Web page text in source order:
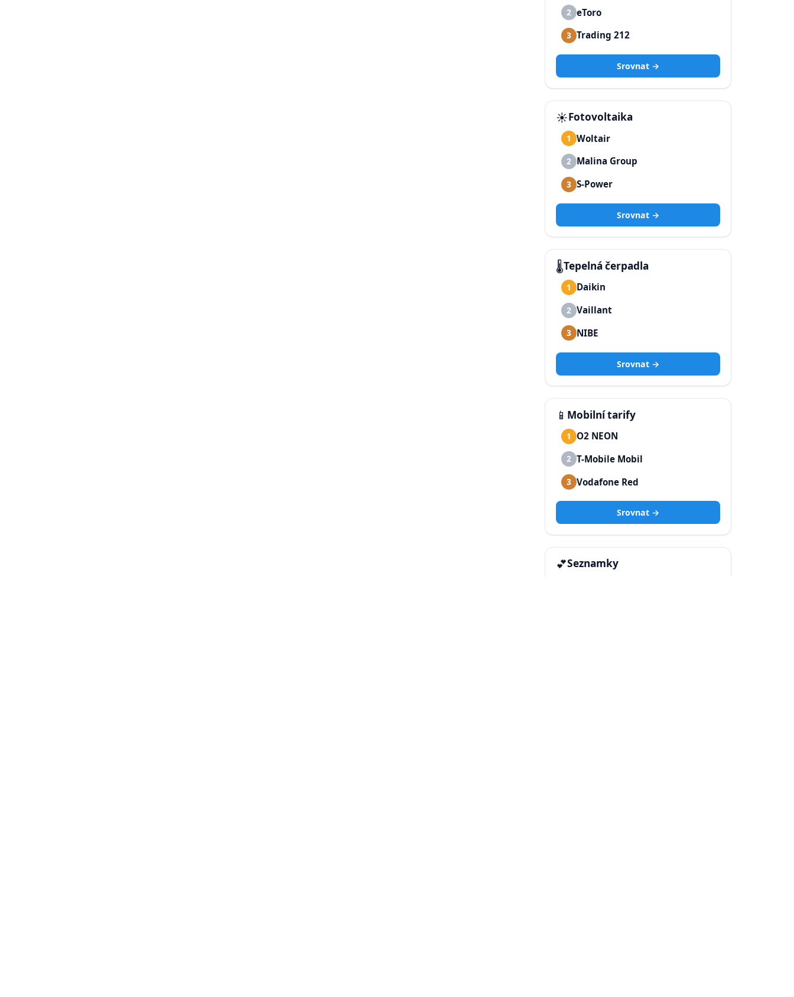
2 eToro
3 Trading 212
Srovnat →
☀️Fotovoltaika
1 Woltair
2 Malina Group
3 S-Power
Srovnat →
🌡️Tepelná čerpadla
1 Daikin
2 Vaillant
3 NIBE
Srovnat →
📱 Mobilní tarify
1 O2 NEON
2 T-Mobile Mobil
3 Vodafone Red
Srovnat →
💕Seznamky